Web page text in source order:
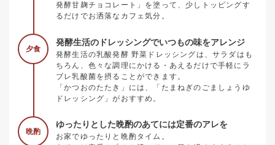
発酵甘麹チョコレート」を塗って、少しトッピングす
るだけでお洒落なカフェ気分。
夕食
発酵生活のドレッシングでいつもの味をアレンジ
発酵生活の乳酸発酵 野菜ドレッシングは、サラダはも
ちろん、色々な調理にかける・あえるだけで手軽にラ
ブレ乳酸菌を摂ることができます。
「かつおのたたき」には、「たまねぎのごましょうゆ
ドレッシング」がおすすめ。
晩酌
ゆったりとした晩酌のあてには定番のアレを
お家でゆったりと晩酌タイム。